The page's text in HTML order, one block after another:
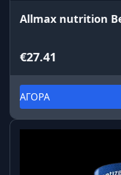
Allmax nutrition
€27.41
ΑΓΟΡΑ